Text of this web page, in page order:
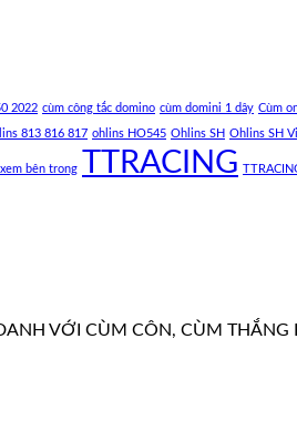
2022 cùm công tắc domino cùm domini 1 dây Cùm
813 816 817 ohlins HO545 Ohlins SH Ohlins SH
bên trong TTRACING
VỚI CÙM CÔN, CÙM